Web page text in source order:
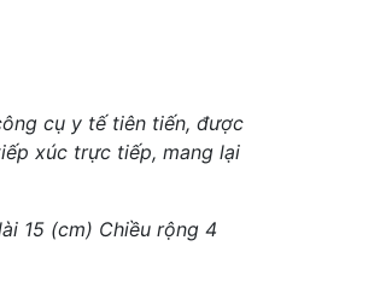
cụ y tế tiên tiến, được
xúc trực tiếp, mang lại
15 (cm) Chiều rộng 4